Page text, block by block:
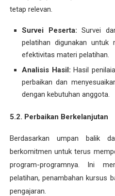
tetap relevan.
Survei Peserta:Survei
pelatihan digunakan untuk
efektivitas materi pelatihan.
Analisis Hasil:Hasil
perbaikan dan
dengan kebutuhan anggota.
5.2. Perbaikan Berkelanjutan
Berdasarkan umpan balik
berkomitmen untuk terus
program-programnya. Ini
pelatihan, penambahan kursus
pengajaran.